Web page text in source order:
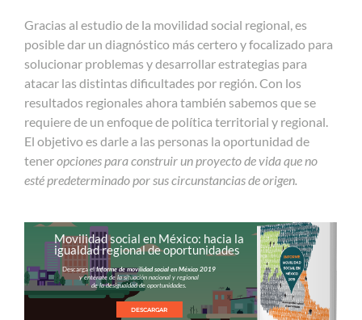
Gracias al estudio de la movilidad social regional, es
posible dar un diagnóstico más certero y focalizado para
solucionar problemas y desarrollar estrategias para
atacar las distintas dificultades por región. Con los
resultados regionales ahora también sabemos que se
requiere de un enfoque de política territorial y regional.
El objetivo es darle a las personas la oportunidad de
teneropciones para construir un proyecto de vida que no
esté predeterminado por sus circunstancias de origen.
Movilidad social en México: hacia la
igualdad regional de oportunidades
Descarga elInforme de movilidad social en México 2019
y entérate de la situación nacional y regional
de la desigualdad de oportunidades.
DESCARGAR